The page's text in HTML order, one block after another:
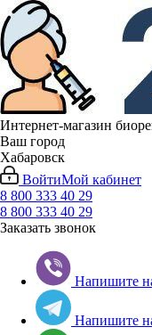
Интернет-магазин
Ваш город
Хабаровск
ВойтиМой кабинет
8 800 333 40 29
8 800 333 40 29
Заказать звонок
Напишите
Напишите